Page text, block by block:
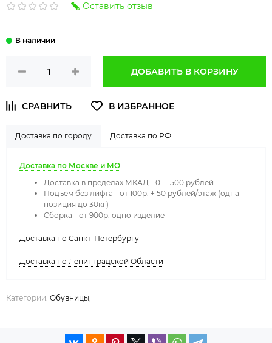
Оставить отзыв
ДОБАВИТЬ В КОРЗИНУ
Доставка по городу Доставка по РФ
Доставка по Москве и МО
Доставка в пределах МКАД - 0—1500 рублей
Подъем без лифта - от 100р. + 50 рублей/этаж (одна
позиция до 30кг)
Сборка - от 900р. одно изделие
Доставка по Санкт-Петербургу
Доставка по Ленинградской Области
Категории: Обувницы